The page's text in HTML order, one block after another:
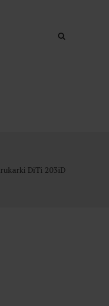
DiTi 203iD